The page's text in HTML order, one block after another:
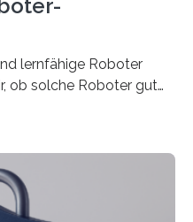
lernfähige Roboter
ob solche Roboter gut
Skłodowska-Curie
werden sich
insgesamt 15
CAVECORE mit